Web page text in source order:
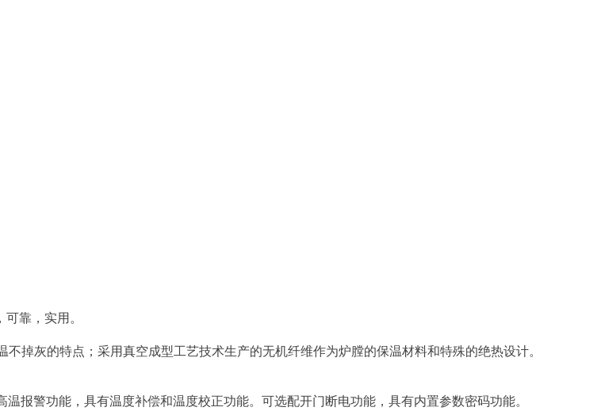
靠，实用。
掉灰的特点；采用真空成型工艺技术生产的无机纤维作为炉膛的保温材料和特殊的绝热设计。
报警功能，具有温度补偿和温度校正功能。可选配开门断电功能，具有内置参数密码功能。